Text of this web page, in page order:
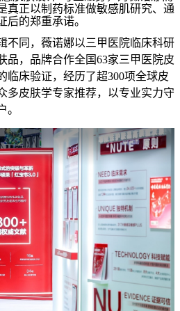
真正以制药标准做敏感肌研究、通
后的郑重承诺。
不同，薇诺娜以三甲医院临床科研
品，品牌合作全国63家三甲医院皮
临床验证，经历了超300项全球皮
多皮肤学专家推荐，以专业实力守
。